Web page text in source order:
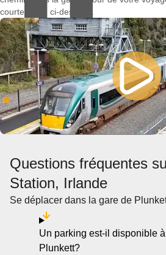
courte vidéo ci-dessous.
Questions fréquentes
Station, Irlande
Se déplacer dans la gare de
Un parking est-il disponible
Plunkett?